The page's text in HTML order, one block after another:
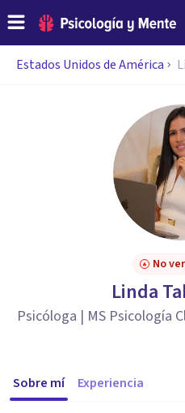
Estados Unidos de América
No
Linda
Psicóloga | MS Psicología
Sobre mí Experiencia